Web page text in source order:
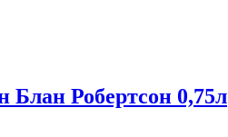
Блан Робертсон 0,75л